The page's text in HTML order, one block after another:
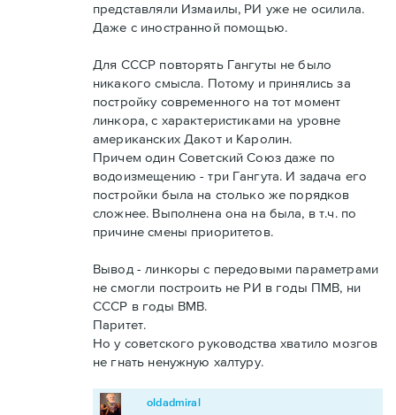
представляли Измаилы, РИ уже не осилила.
Даже с иностранной помощью.
Для СССР повторять Гангуты не было
никакого смысла. Потому и принялись за
постройку современного на тот момент
линкора, с характеристиками на уровне
американских Дакот и Каролин.
Причем один Советский Союз даже по
водоизмещению - три Гангута. И задача его
постройки была на столько же порядков
сложнее. Выполнена она на была, в т.ч. по
причине смены приоритетов.
Вывод - линкоры с передовыми параметрами
не смогли построить не РИ в годы ПМВ, ни
СССР в годы ВМВ.
Паритет.
Но у советского руководства хватило мозгов
не гнать ненужную халтуру.
oldadmiral